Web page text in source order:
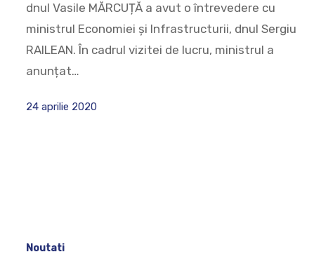
dnul Vasile MĂRCUȚĂ a avut o întrevedere cu
ministrul Economiei și Infrastructurii, dnul Sergiu
RAILEAN. În cadrul vizitei de lucru, ministrul a
anunțat…
24 aprilie 2020
Noutati